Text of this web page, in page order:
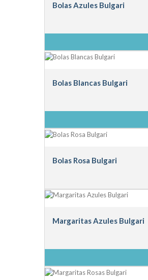
Bolas Azules Bulgari
Bolas Blancas Bulgari
Bolas Rosa Bulgari
Margaritas Azules Bulgari